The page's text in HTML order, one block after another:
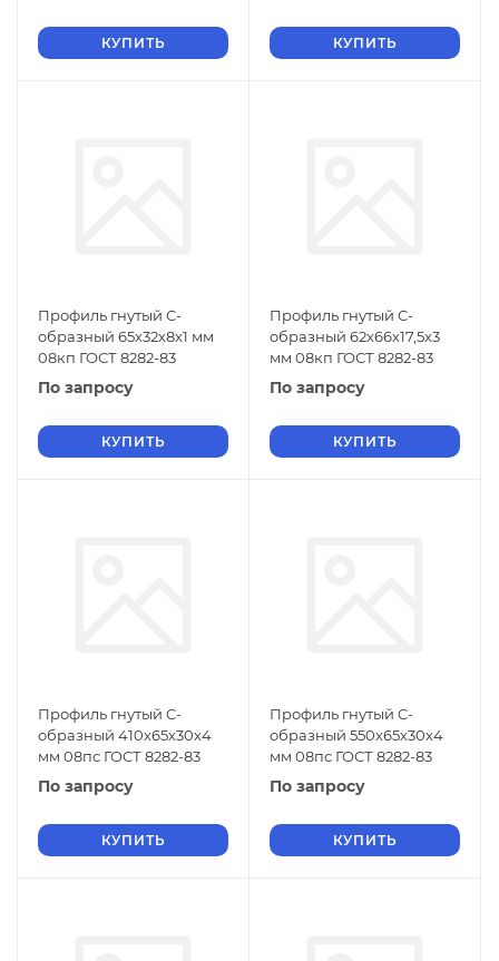
КУПИТЬ КУПИТЬ
Профиль гнутый C-
образный 65х32х8х1 мм
08кп ГОСТ 8282-83
По запросу
КУПИТЬ
Профиль гнутый C-
образный 62х66х17,5х3
мм 08кп ГОСТ 8282-83
По запросу
КУПИТЬ
Профиль гнутый C-
образный 410х65х30х4
мм 08пс ГОСТ 8282-83
По запросу
КУПИТЬ
Профиль гнутый C-
образный 550х65х30х4
мм 08пс ГОСТ 8282-83
По запросу
КУПИТЬ